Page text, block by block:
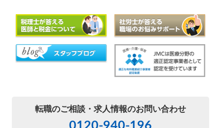
転職のご相談・ 求人情報のお問い合わせ